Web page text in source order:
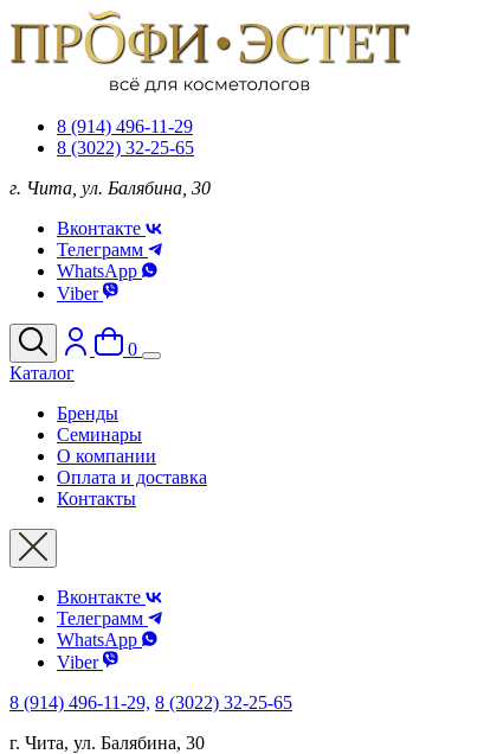
8 (914) 496-11-29
8 (3022) 32-25-65
г. Чита, ул. Балябина, 30
Вконтакте
Телеграмм
WhatsApp
Viber
0
Каталог
Бренды
Семинары
О компании
Оплата и доставка
Контакты
Вконтакте
Телеграмм
WhatsApp
Viber
8 (914) 496-11-29, 8 (3022) 32-25-65
г. Чита, ул. Балябина, 30